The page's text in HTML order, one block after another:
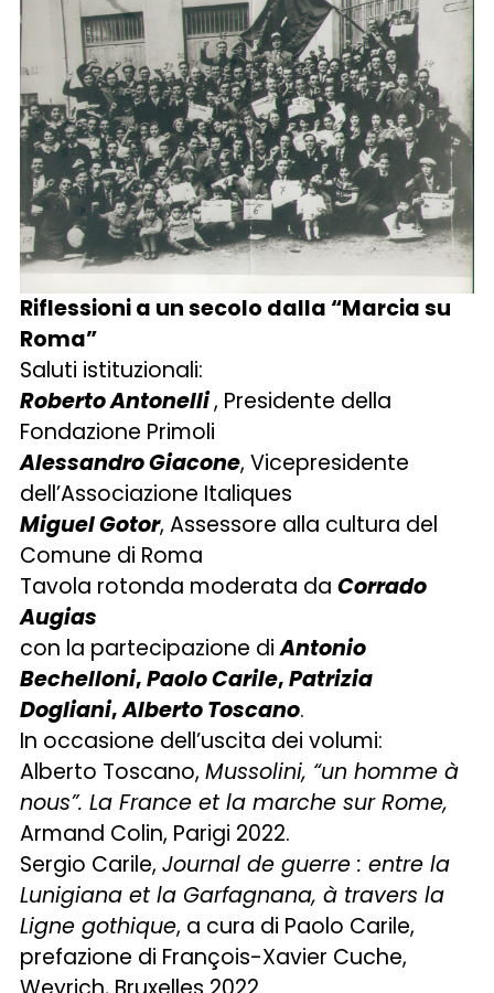
Riflessioni a un secolo dalla “Marcia su
Roma”
Saluti istituzionali:
Roberto Antonelli, Presidente della
Fondazione Primoli
Alessandro Giacone, Vicepresidente
dell’Associazione Italiques
Miguel Gotor, Assessore alla cultura del
Comune di Roma
Tavola rotonda moderata daCorrado
Augias
con la partecipazione diAntonio
Bechelloni,Paolo Carile,Patrizia
Dogliani,Alberto Toscano.
In occasione dell’uscita dei volumi:
Alberto Toscano,Mussolini, “un homme à
nous”. La France et la marche sur Rome,
Armand Colin, Parigi 2022.
Sergio Carile,Journal de guerre : entre la
Lunigiana et la Garfagnana, à travers la
Ligne gothique, a cura di Paolo Carile,
prefazione di François-Xavier Cuche,